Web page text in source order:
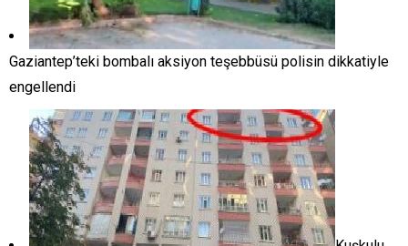
Gaziantep’teki bombalı aksiyon teşebbüsü polisin dikkatiyle
engellendi